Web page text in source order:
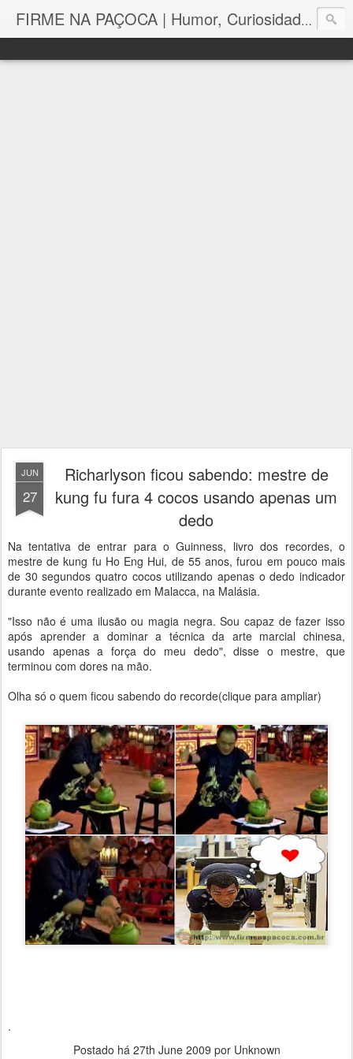
FIRME NA PAÇOCA | Humor, Curiosidades, Tutoriais e Muito mais
JUN
27
Richarlyson ficou sabendo: mestre de
kung fu fura 4 cocos usando apenas um
dedo
Na tentativa de entrar para o Guinness, livro dos recordes, o
mestre de kung fu Ho Eng Hui, de 55 anos, furou em pouco mais
de 30 segundos quatro cocos utilizando apenas o dedo indicador
durante evento realizado em Malacca, na Malásia.
"Isso não é uma ilusão ou magia negra. Sou capaz de fazer isso
após aprender a dominar a técnica da arte marcial chinesa,
usando apenas a força do meu dedo", disse o mestre, que
terminou com dores na mão.
Olha só o quem ficou sabendo do recorde(clique para ampliar)
.
Postado há 27th June 2009 por Unknown